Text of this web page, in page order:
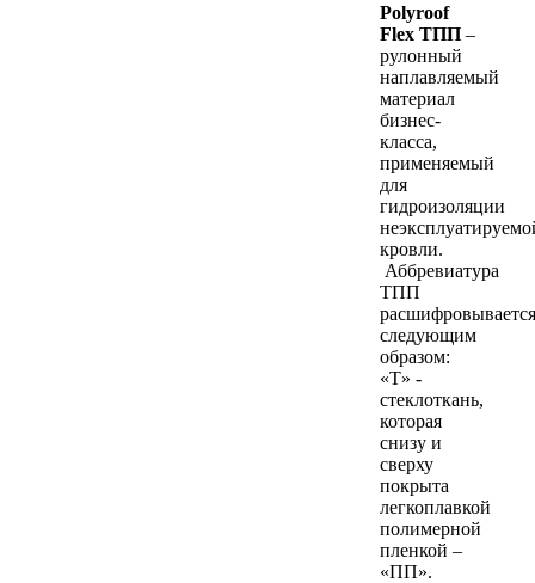
Polyroof
Flex ТПП –
рулонный
наплавляемый
материал
бизнес-
класса,
применяемый
для
гидроизоляции
кровли.
Аббревиатура
ТПП
расшифровывается
следующим
образом:
«Т» -
стеклоткань,
которая
снизу и
сверху
покрыта
легкоплавкой
полимерной
пленкой –
«ПП».